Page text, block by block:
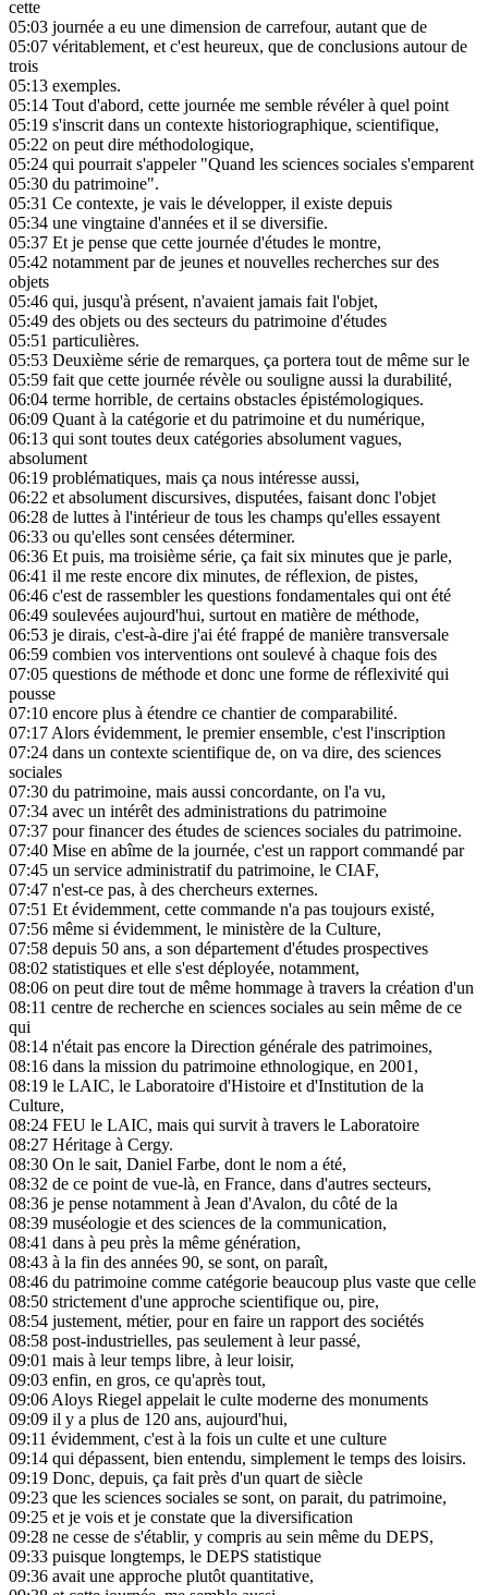
cette
05:03 journée a eu une dimension de carrefour, autant que de
05:07 véritablement, et c'est heureux, que de conclusions autour de
trois
05:13 exemples.
05:14 Tout d'abord, cette journée me semble révéler à quel point
05:19 s'inscrit dans un contexte historiographique, scientifique,
05:22 on peut dire méthodologique,
05:24 qui pourrait s'appeler "Quand les sciences sociales s'emparent
05:30 du patrimoine".
05:31 Ce contexte, je vais le développer, il existe depuis
05:34 une vingtaine d'années et il se diversifie.
05:37 Et je pense que cette journée d'études le montre,
05:42 notamment par de jeunes et nouvelles recherches sur des
objets
05:46 qui, jusqu'à présent, n'avaient jamais fait l'objet,
05:49 des objets ou des secteurs du patrimoine d'études
05:51 particulières.
05:53 Deuxième série de remarques, ça portera tout de même sur le
05:59 fait que cette journée révèle ou souligne aussi la durabilité,
06:04 terme horrible, de certains obstacles épistémologiques.
06:09 Quant à la catégorie et du patrimoine et du numérique,
06:13 qui sont toutes deux catégories absolument vagues,
absolument
06:19 problématiques, mais ça nous intéresse aussi,
06:22 et absolument discursives, disputées, faisant donc l'objet
06:28 de luttes à l'intérieur de tous les champs qu'elles essayent
06:33 ou qu'elles sont censées déterminer.
06:36 Et puis, ma troisième série, ça fait six minutes que je parle,
06:41 il me reste encore dix minutes, de réflexion, de pistes,
06:46 c'est de rassembler les questions fondamentales qui ont été
06:49 soulevées aujourd'hui, surtout en matière de méthode,
06:53 je dirais, c'est-à-dire j'ai été frappé de manière transversale
06:59 combien vos interventions ont soulevé à chaque fois des
07:05 questions de méthode et donc une forme de réflexivité qui
pousse
07:10 encore plus à étendre ce chantier de comparabilité.
07:17Alors évidemment, le premier ensemble, c'est l'inscription
07:24 dans un contexte scientifique de, on va dire, des sciences
sociales
07:30 du patrimoine, mais aussi concordante, on l'a vu,
07:34 avec un intérêt des administrations du patrimoine
07:37 pour financer des études de sciences sociales du patrimoine.
07:40 Mise en abîme de la journée, c'est un rapport commandé par
07:45 un service administratif du patrimoine, le CIAF,
07:47 n'est-ce pas, à des chercheurs externes.
07:51 Et évidemment, cette commande n'a pas toujours existé,
07:56 même si évidemment, le ministère de la Culture,
07:58 depuis 50 ans, a son département d'études prospectives
08:02 statistiques et elle s'est déployée, notamment,
08:06 on peut dire tout de même hommage à travers la création d'un
08:11 centre de recherche en sciences sociales au sein même de ce
qui
08:14 n'était pas encore la Direction générale des patrimoines,
08:16 dans la mission du patrimoine ethnologique, en 2001,
08:19 le LAIC, le Laboratoire d'Histoire et d'Institution de la
Culture,
08:24 FEU le LAIC, mais qui survit à travers le Laboratoire
08:27 Héritage à Cergy.
08:30 On le sait, Daniel Farbe, dont le nom a été,
08:32 de ce point de vue-là, en France, dans d'autres secteurs,
08:36 je pense notamment à Jean d'Avalon, du côté de la
08:39 muséologie et des sciences de la communication,
08:41 dans à peu près la même génération,
08:43 à la fin des années 90, se sont, on paraît,
08:46 du patrimoine comme catégorie beaucoup plus vaste que celle
08:50 strictement d'une approche scientifique ou, pire,
08:54 justement, métier, pour en faire un rapport des sociétés
08:58 post-industrielles, pas seulement à leur passé,
09:01 mais à leur temps libre, à leur loisir,
09:03 enfin, en gros, ce qu'après tout,
09:06Aloys Riegel appelait le culte moderne des monuments
09:09 il y a plus de 120 ans, aujourd'hui,
09:11 évidemment, c'est à la fois un culte et une culture
09:14 qui dépassent, bien entendu, simplement le temps des loisirs.
09:19 Donc, depuis, ça fait près d'un quart de siècle
09:23 que les sciences sociales se sont, on parait, du patrimoine,
09:25 et je vois et je constate que la diversification
09:28 ne cesse de s'établir, y compris au sein même du DEPS,
09:33 puisque longtemps, le DEPS statistique
09:36 avait une approche plutôt quantitative,